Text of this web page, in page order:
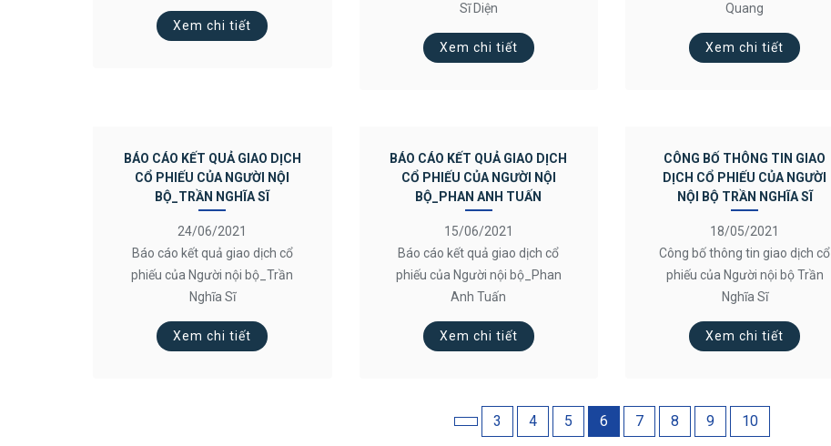
Xem chi tiết
Sĩ Diện
Xem chi tiết
Quang
Xem chi tiết
BÁO CÁO KẾT QUẢ GIAO DỊCH
CỔ PHIẾU CỦA NGƯỜI NỘI
BỘ_TRẦN NGHĨA SĨ
24/06/2021
Báo cáo kết quả giao dịch cổ
phiếu của Người nội bộ_Trần
Nghĩa Sĩ
Xem chi tiết
BÁO CÁO KẾT QUẢ GIAO DỊCH
CỔ PHIẾU CỦA NGƯỜI NỘI
BỘ_PHAN ANH TUẤN
15/06/2021
Báo cáo kết quả giao dịch cổ
phiếu của Người nội bộ_Phan
Anh Tuấn
Xem chi tiết
CÔNG BỐ THÔNG TIN GIAO
DỊCH CỔ PHIẾU CỦA NGƯỜI
NỘI BỘ TRẦN NGHĨA SĨ
18/05/2021
Công bố thông tin giao dịch cổ
phiếu của Người nội bộ Trần
Nghĩa Sĩ
Xem chi tiết
3 4 5 6 7 8 9 10